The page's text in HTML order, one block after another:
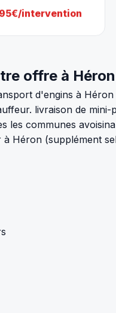
95€/intervention
offre à Héron
d'engins à
livraison de
les communes
Héron (supplément